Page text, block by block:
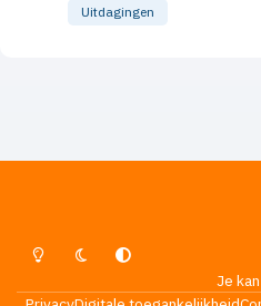
tarief van hun land.
Uitdagingen
Lichte ModusDonkere ModusSysteemvoorkeur
Je